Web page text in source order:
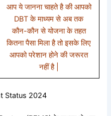
आप ये जानना चाहते है की आपको
DBT के माध्यम से अब तक
कौन-कौन से योजना के तहत
कितना पैसा मिला है तो इसके लिए
आपको परेशान होने की जरूरत
नहीं है |
Status 2024